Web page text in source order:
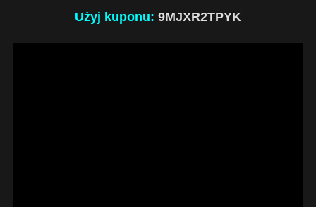
Użyj kuponu: 9MJXR2TPYK